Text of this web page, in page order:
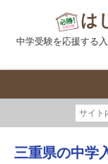
は
中学受験を応援する
三重県の中学